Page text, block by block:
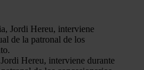
Hereu, interviene durante